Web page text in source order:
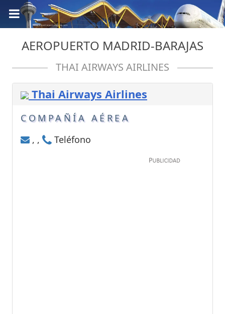
AEROPUERTO MADRID-BARAJAS
THAI AIRWAYS AIRLINES
Thai Airways Airlines
COMPAÑÍA AÉREA
, ,
Teléfono